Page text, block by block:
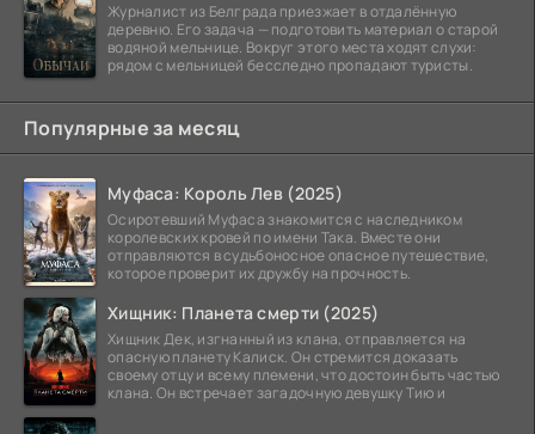
Журналист из Белграда приезжает в отдалённую
деревню. Его задача — подготовить материал о старой
водяной мельнице. Вокруг этого места ходят слухи:
рядом с мельницей бесследно пропадают туристы.
Популярные за месяц
Муфаса: Король Лев (2025)
Осиротевший Муфаса знакомится с наследником
королевских кровей по имени Така. Вместе они
отправляются в судьбоносное опасное путешествие,
которое проверит их дружбу на прочность.
Хищник: Планета смерти (2025)
Хищник Дек, изгнанный из клана, отправляется на
опасную планету Калиск. Он стремится доказать
своему отцу и всему племени, что достоин быть частью
клана. Он встречает загадочную девушку Тию и